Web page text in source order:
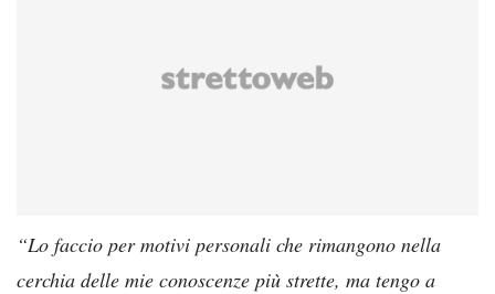
“Lo faccio per motivi personali che rimangono nella
cerchia delle mie conoscenze più strette, ma tengo a